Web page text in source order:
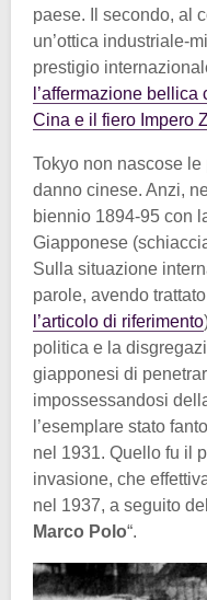
paese. Il secondo, al
un’ottica industriale-
prestigio
l’affermazione
Cina e il fiero Impero
Tokyo non nascose
danno cinese. Anzi,
biennio 1894-95 con
Giapponese
Sulla situazione
parole, avendo
l’articolo di riferimento
politica e la
giapponesi di
impossessandosi
l’esemplare stato
nel 1931. Quello fu il
invasione, che
nel 1937, a seguito
Marco Polo“.